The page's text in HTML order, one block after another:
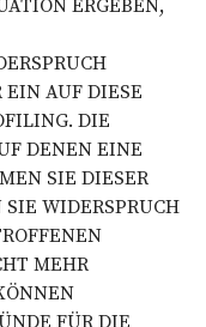
AUF DIESE
DIE
DENEN EINE
SIE DIESER
WIDERSPRUCH
MEHR
FÜR DIE